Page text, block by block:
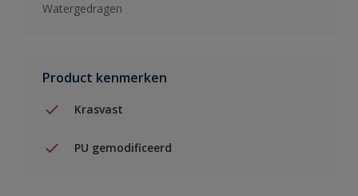
Watergedragen
Product kenmerken
Krasvast
PU gemodificeerd